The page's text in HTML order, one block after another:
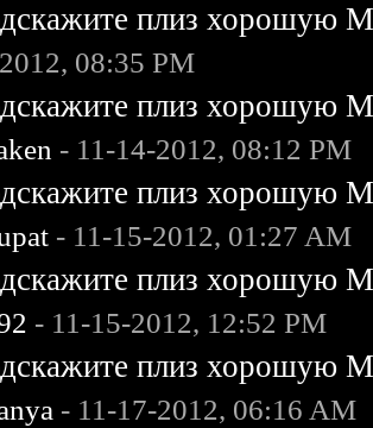
плиз хорошую
08:35 PM
плиз хорошую
- 11-14-2012, 08:12 PM
плиз хорошую
- 11-15-2012, 01:27 AM
плиз хорошую
- 11-15-2012, 12:52 PM
плиз хорошую
- 11-17-2012, 06:16 AM